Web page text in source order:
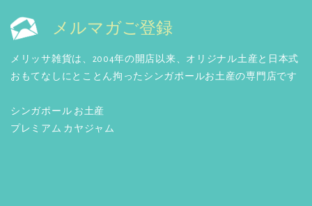
メルマガご登録
メリッサ雑貨は、2004年の開店以来、オリジナル土産と日本式
おもてなしにとことん拘ったシンガポールお土産の専門店です
シンガポール お土産
プレミアム カヤジャム